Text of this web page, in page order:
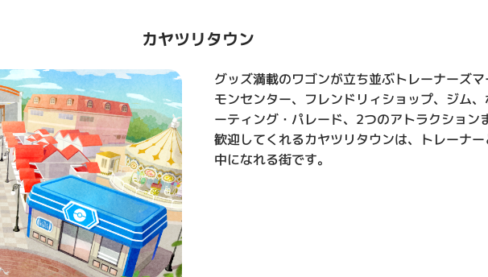
カヤツリタウン
グッズ満載のワゴンが立ち並ぶトレーナーズ
モンセンター、フレンドリィショップ、ジム
ーティング・パレード、2つのアトラクション
歓迎してくれるカヤツリタウンは、トレーナ
中になれる街です。​